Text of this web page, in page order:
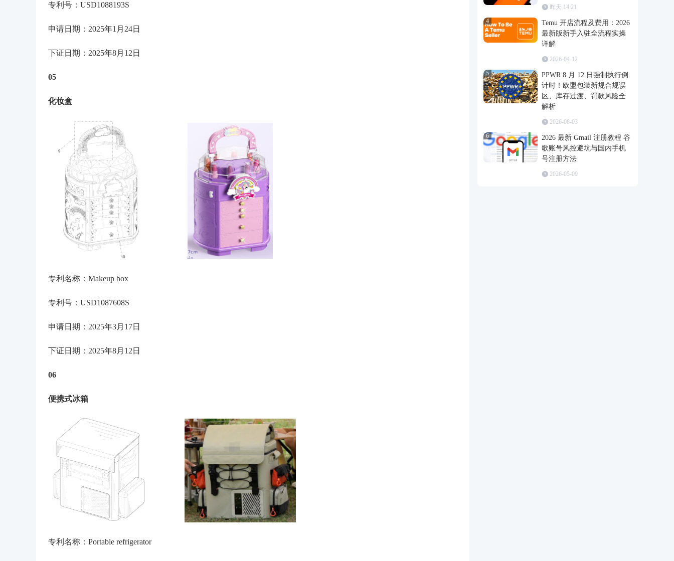
专利号：USD1088193S
申请日期 ：2025年1 月 24日
下证日期：2025年8月12日
05
化妆盒
专利名称：Makeup box
专利号：USD1087608S
申请日期：2025年3月17日
下证日期：2025年8月12日
06
便携式冰箱
专利名称：Portable refrigerator
昨天 14:21
4
Temu 开店流程及费用：2026
最新版新手入驻全流程实操
详解
2026-04-12
5
PPWR 8 月 12 日强制执行倒
计时！欧盟包装新规合规误
区、库存过渡、罚款风险全
解析
2026-08-03
6
2026 最新 Gmail 注册教程 谷
歌账号风控避坑与国内手机
号注册方法
2026-05-09